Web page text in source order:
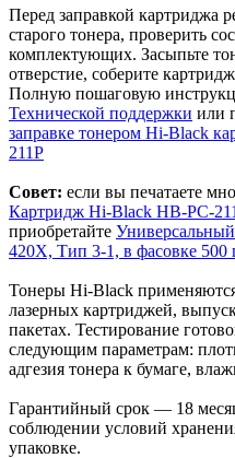
Перед заправкой картриджа
старого тонера, проверить
комплектующих. Засыпьте
отверстие, соберите
Полную пошаговую
Технической поддержки или
заправке тонером Hi-Black
211P
Совет: если вы печатаете
Картридж Hi-Black HB-PC-
приобретайте
420X, Тип 3-1, в фасовке 500
Тонеры Hi-Black
лазерных картриджей,
пакетах. Тестирование
следующим параметрам:
адгезия тонера к бумаге,
Гарантийный срок — 18
соблюдении условий
упаковке.